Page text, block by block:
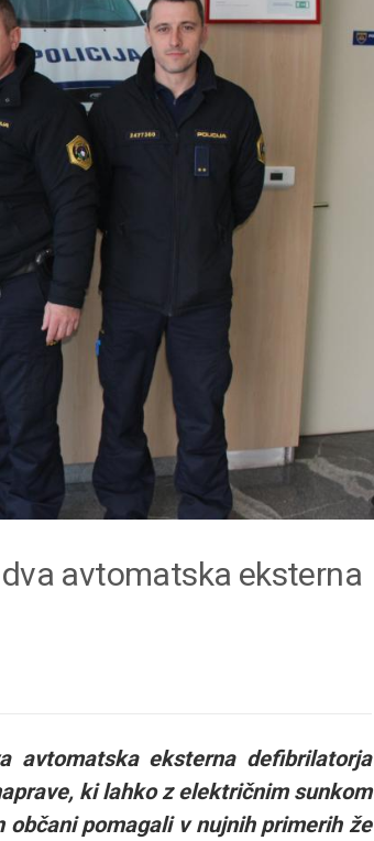
avtomatska eksterna
avtomatska eksterna defibrilatorja
ki lahko z električnim sunkom
pomagali v nujnih primerih že